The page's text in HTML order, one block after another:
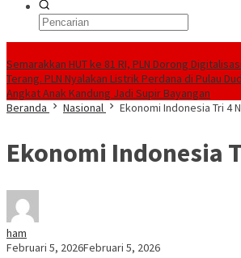
Semarakkan HUT ke 81 RI, PLN Dorong
Terang. PLN Nyalakan Listrik Perdana di Pulau
Angkat Anak Kandung Jadi Supir Bayangan
Beranda
Nasional Ekonomi Indonesia Tri 4
Ekonomi Indonesia
ham
Februari 5, 2026Februari 5, 2026